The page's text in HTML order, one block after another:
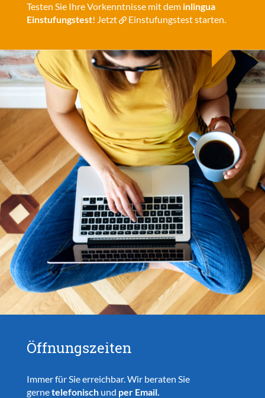
Testen Sie Ihre Vorkenntnisse mit dem inlingua
Einstufungstest! Jetzt Einstufungsteststarten.
Öffnungszeiten
Immer für Sie erreichbar. Wir beraten Sie
gernetelefonisch und per Email.